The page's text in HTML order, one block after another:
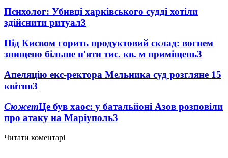
Психолог: Убивці харківського судді хотіли
здійснити ритуал3
Під Києвом горить продуктовий склад: вогнем
знищено більше п'яти тис. кв. м приміщень3
Апеляцію екс-ректора Мельника суд розгляне 15
квітня3
СюжетЦе був хаос: у батальйоні Азов розповіли
про атаку на Маріуполь3
Читати коментарі